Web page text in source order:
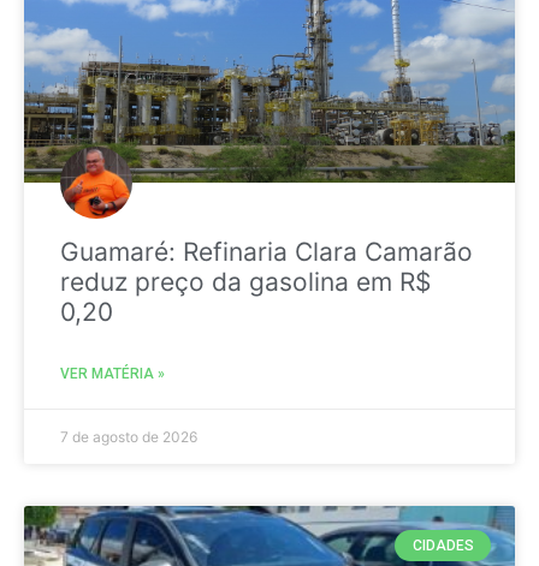
Guamaré: Refinaria Clara Camarão
reduz preço da gasolina em R$
0,20
VER MATÉRIA »
7 de agosto de 2026
CIDADES